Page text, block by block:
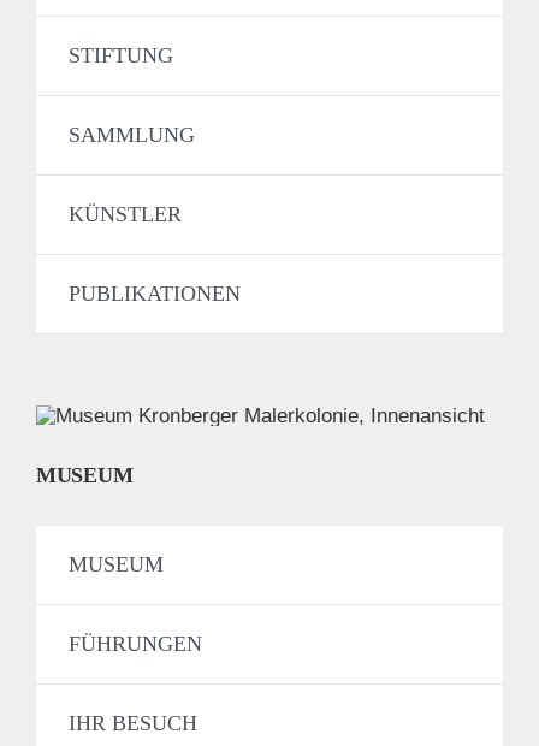
STIFTUNG
SAMMLUNG
KÜNSTLER
PUBLIKATIONEN
MUSEUM
MUSEUM
FÜHRUNGEN
IHR BESUCH